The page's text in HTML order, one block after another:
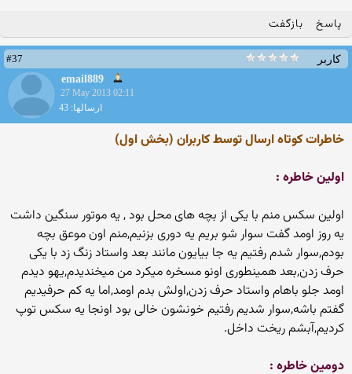
پاسخ بازگفت
کاربر
#37
email889
27 May 2013 02:11
ارسالها: 43
خاطرات کوتاه ارسال توسط کاربران (بخش اول)
اولین خاطره :
اولین سکس منم با یکی از بچه های محل بود , یه موتور سنگین داشت
یه روز اومد گفت سوار شو بریم یه دوری بزنیم,منم اون موعق بچه
بودم,سوار شدم رفتیم یه جا بیایون مانند بعد واستاد زنگ زد با یکی
حرف زدن,بعد همینطوری اونو مسخره میکرد من میخندیدم,یهو دیدم
اومد جلو باهام واستاد حرف زدن,اولش بدم اومد,اما یه کم حرفیدیم
گفتم باشه,سوار شدیم رفتیم خونشون خالی بود اونجا یه سکس توپ
کردیم,آبشم ریخت داخل.
دومین خاطره :